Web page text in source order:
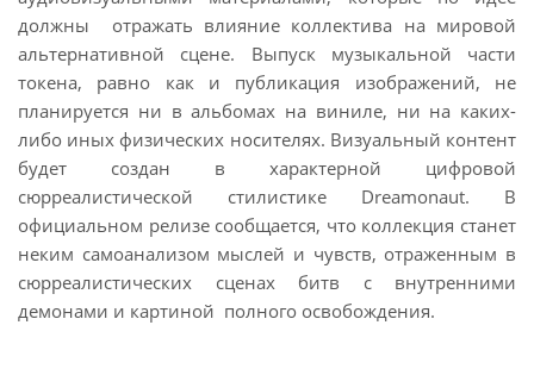
должны отражать влияние коллектива на мировой
альтернативной сцене. Выпуск музыкальной части
токена, равно как и публикация изображений, не
планируется ни в альбомах на виниле, ни на каких-
либо иных физических носителях. Визуальный контент
будет создан в характерной цифровой
сюрреалистической стилистике Dreamonaut. В
официальном релизе сообщается, что коллекция станет
неким самоанализом мыслей и чувств, отраженным в
сюрреалистических сценах битв с внутренними
демонами и картиной полного освобождения.